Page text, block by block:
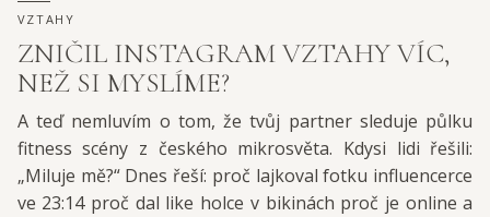
VZTAHY
ZNIČIL INSTAGRAM VZTAHY VÍC,
NEŽ SI MYSLÍME?
A teď nemluvím o tom, že tvůj partner sleduje půlku
fitness scény z českého mikrosvěta. Kdysi lidi řešili:
„Miluje mě?“ Dnes řeší: proč lajkoval fotku influencerce
ve 23:14 proč dal like holce v bikinách proč je online a